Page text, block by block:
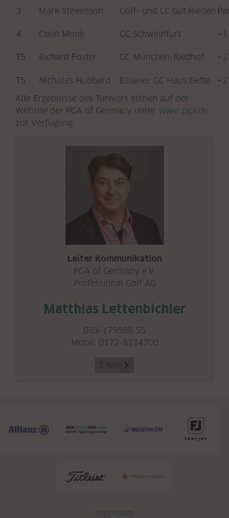
3 Mark Stevenson Golf- und LC Gut Rieden
4 Colin Monk GC Schweinfurt +1
T5 Richard Foster GC München-Riedhof +2
T5 Nicholas Hubbard Essener GC Haus Oefte
+2
Alle Ergebnisse des Turniers stehen auf der
Website der PGA of Germany unter www.pga.de
zur Verfügung.
Leiter Kommunikation
PGA of Germany e.V.
Professional Golf AG
Matthias Lettenbichler
089-179588 55
Mobil: 0172-8134700
E-Mail 
Impressum